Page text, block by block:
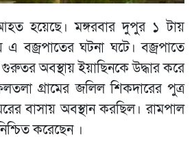
হয়েছে। মঙ্গরবার দুপুর ১ টায়
বজ্রপাতের ঘটনা ঘটে। বজ্রপাতে
অবস্থায় ইয়াছিনকে উদ্ধার করে
গ্রামের জলিল শিকদারের পুত্র
বাসায় অবস্থান করছিল। রামপাল
করেছেন ।